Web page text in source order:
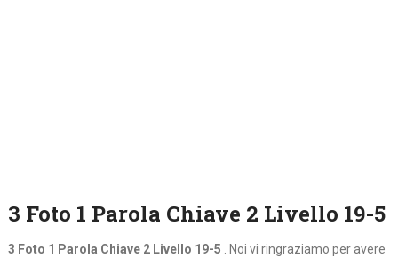
3 Foto 1 Parola Chiave 2 Livello 19-5
3 Foto 1 Parola Chiave 2 Livello 19-5 . Noi vi ringraziamo per avere